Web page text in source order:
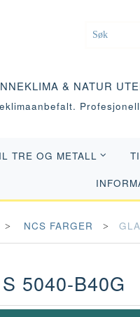
& NATUR
TRE OG METALL
NCS FARGER
5040-B40G